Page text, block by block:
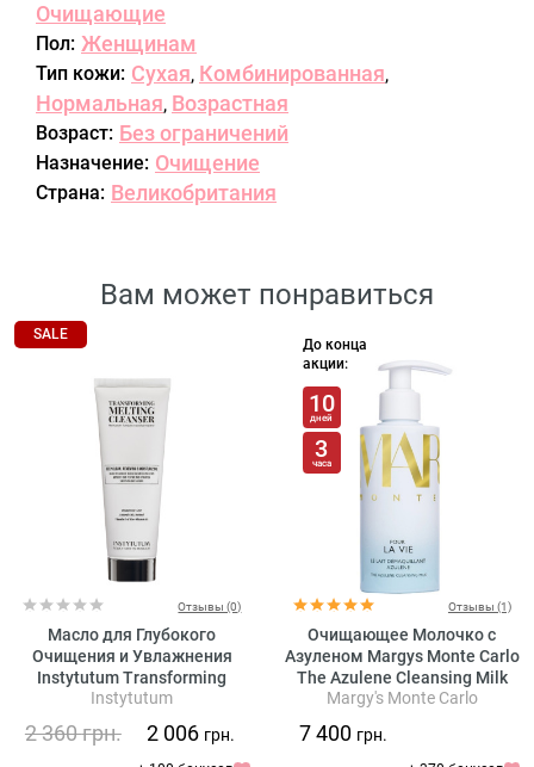
Очищающие
Пол: Женщинам
Тип кожи: Сухая, Комбинированная,
Нормальная, Возрастная
Возраст: Без ограничений
Назначение: Очищение
Страна: Великобритания
Вам может понравиться
SALE
Отзывы (0)
Масло для Глубокого
Очищения и Увлажнения
Instytutum Transforming
Melting Cleanser
Instytutum
2 360грн. 2 006 грн.
До конца
акции:
10
дней
3
часа
Отзывы (1)
Очищающее Молочко с
Азуленом Margys Monte Carlo
The Azulene Cleansing Milk
Margy's Monte Carlo
7 400 грн.